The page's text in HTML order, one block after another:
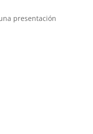
presentación